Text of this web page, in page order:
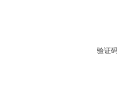
验证